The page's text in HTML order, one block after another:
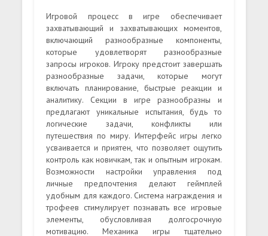
Игровой процесс в игре обеспечивает
захватывающий и захватывающих моментов,
включающий разнообразные компоненты,
которые удовлетворят разнообразные
запросы игроков. Игроку предстоит завершать
разнообразные задачи, которые могут
включать планирование, быстрые реакции и
аналитику. Секции в игре разнообразны и
предлагают уникальные испытания, будь то
логические задачи, конфликты или
путешествия по миру. Интерфейс игры легко
усваивается и приятен, что позволяет ощутить
контроль как новичкам, так и опытным игрокам.
Возможности настройки управления под
личные предпочтения делают геймплей
удобным для каждого. Система награждения и
трофеев стимулирует познавать все игровые
элементы, обусловливая долгосрочную
мотивацию. Механика игры тщательно